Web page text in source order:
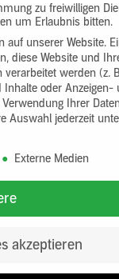
zu freiwilligen
um Erlaubnis bitten.
auf unserer Website.
diese Website und
verarbeitet werden (z.
oder Anzeigen-
Ihrer
Auswahl jederzeit
Externe Medien
akzeptieren